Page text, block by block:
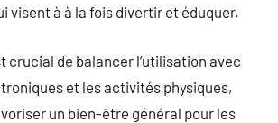
visent à à la fois divertir et éduquer.
crucial de balancer l’utilisation avec
et les activités physiques,
un bien-être général pour les